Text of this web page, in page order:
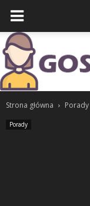
Strona główna Porady
Porady